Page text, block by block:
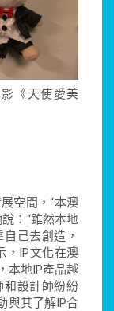
《天使愛美
空間，“本澳
：“雖然本地
己去創造，
，IP文化在澳
本地IP產品越
和設計師紛紛
與其了解IP合